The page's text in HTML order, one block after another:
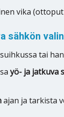
vika
sähkön
tai
yö- ja jatkuva
ajan ja tarkista